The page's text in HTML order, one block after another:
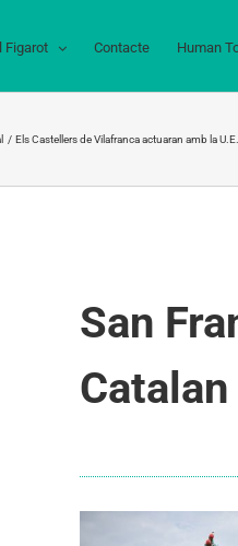
Figarot Contacte Human
Els Castellers de Vilafranca actuaran amb la
San